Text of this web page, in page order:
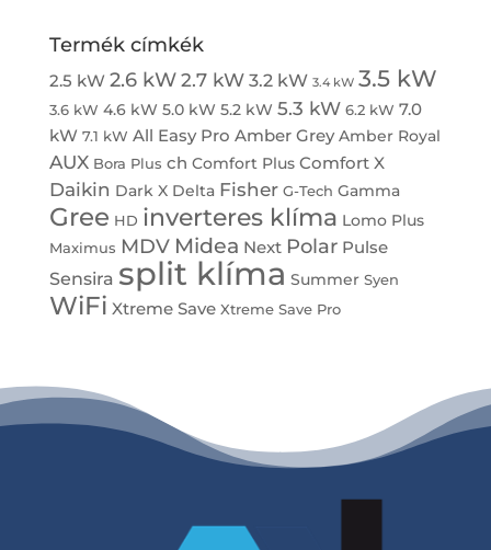
Termék címkék
2.5 kW 2.6 kW 2.7 kW 3.2 kW 3.4 kW 3.5 kW
3.6 kW 4.6 kW 5.0 kW 5.2 kW 5.3 kW 6.2 kW 7.0
kW 7.1 kW All Easy Pro Amber Grey Amber Royal
AUX Bora Plus ch Comfort Plus Comfort X
Daikin Dark X Delta Fisher G-Tech Gamma
Gree HD inverteres klíma Lomo Plus
Maximus MDV Midea Next Polar Pulse
Sensira split klíma Summer Syen
WiFi Xtreme Save Xtreme Save Pro